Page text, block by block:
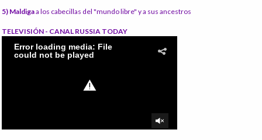
5) Maldigaa los cabecillas del "mundo libre" y a sus ancestros
TELEVISIÓN - CANAL RUSSIA TODAY